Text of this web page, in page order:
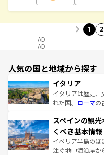
1 2
AD
AD
人気の国と地域から探す
イタリア
イタリアは歴史
れた国。 ローマの
ろん、トスカー
景など、自然景観
ピザやパスタな
できる。朝目覚め
スペインの観
くべき基本情報
イベリア半島の
注ぐ地中海沿岸か